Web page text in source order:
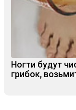
Ногти будут
грибок,